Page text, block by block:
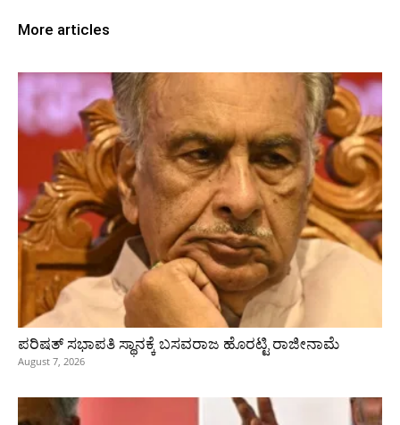
More articles
ಪರಿಷತ್‌ ಸಭಾಪತಿ ಸ್ಥಾನಕ್ಕೆ ಬಸವರಾಜ ಹೊರಟ್ಟಿ ರಾಜೀನಾಮೆ
August 7, 2026